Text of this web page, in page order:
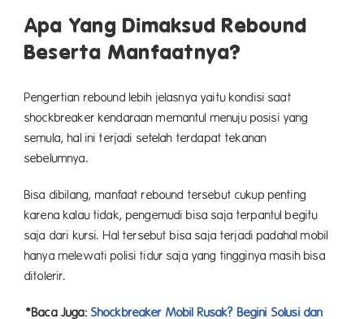
Apa Yang Dimaksud Rebound
Beserta Manfaatnya?
Pengertian rebound lebih jelasnya yaitu kondisi saat
shockbreaker kendaraan memantul menuju posisi yang
semula, hal ini terjadi setelah terdapat tekanan
Bisa dibilang, manfaat rebound tersebut cukup penting
karena kalau tidak, pengemudi bisa saja terpantul begitu
saja dari kursi. Hal tersebut bisa saja terjadi padahal mobil
hanya melewati polisi tidur saja yang tingginya masih bisa
*Baca Juga: Shockbreaker Mobil Rusak? Begini Solusi dan